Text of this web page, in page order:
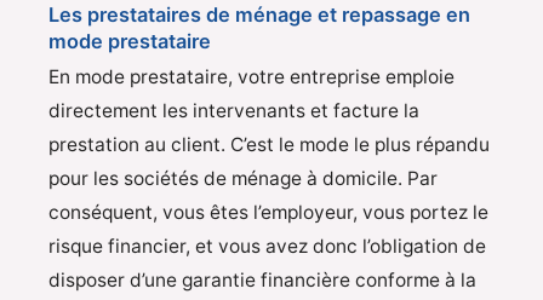
Les prestataires de ménage et repassage en
mode prestataire
En mode prestataire, votre entreprise emploie
directement les intervenants et facture la
prestation au client. C’est le mode le plus répandu
pour les sociétés de ménage à domicile. Par
conséquent, vous êtes l’employeur, vous portez le
risque financier, et vous avez donc l’obligation de
disposer d’une garantie financière conforme à la